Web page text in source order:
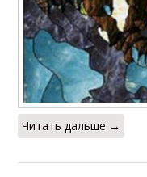
Читать дальше →